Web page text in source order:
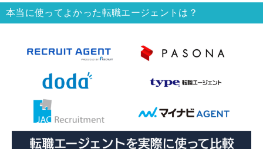
本当に使ってよかった転職エージェントは？